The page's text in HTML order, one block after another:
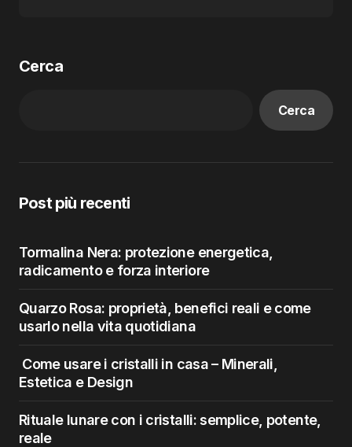
Cerca
Cerca
Post più recenti
Tormalina Nera: protezione energetica,
radicamento e forza interiore
Quarzo Rosa: proprietà, benefici reali e come
usarlo nella vita quotidiana
Come usare i cristalli in casa – Minerali,
Estetica e Design
Rituale lunare con i cristalli: semplice, potente,
reale